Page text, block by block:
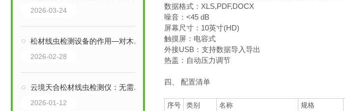
2026-03-24
松材线虫检测设备的作用—对木材及其制品快速查验，防止松材线虫跨境传播
2026-02-28
云境天合松材线虫检测仪：无需繁杂程序设置，快速出结果助力现场及时决策
2026-01-12
数据格式：XLS,PDF,DOCX
噪音：<45 dB
屏幕尺寸：10英寸(HD)
触摸屏：电容式
外接USB：支持数据导入导出
热盖：自动压力调节
四、 配置清单
序号 类别 名称 规格